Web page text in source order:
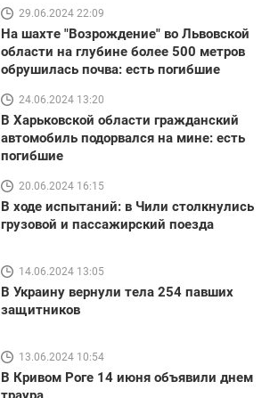
29.06.2024 22:09
На шахте "Возрождение" во Львовской
области на глубине более 500 метров
обрушилась почва: есть погибшие
24.06.2024 13:20
В Харьковской области гражданский
автомобиль подорвался на мине: есть
погибшие
20.06.2024 16:15
В ходе испытаний: в Чили столкнулись
грузовой и пассажирский поезда
14.06.2024 13:05
В Украину вернули тела 254 павших
защитников
13.06.2024 10:54
В Кривом Роге 14 июня объявили днем